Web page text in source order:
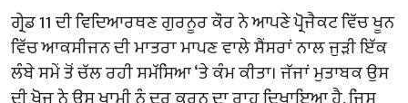
ਗ੍ਰੇਡ 11 ਦੀ ਵਿਦਿਆਰਥਣ ਗੁਰਨੂਰ ਕੌਰ ਨੇ ਆਪਣੇ ਪ੍ਰੋਜੈਕਟ ਵਿੱਚ ਖੂਨ
ਵਿੱਚ ਆਕਸੀਜਨ ਦੀ ਮਾਤਰਾ ਮਾਪਣ ਵਾਲੇ ਸੈਂਸਰਾਂ ਨਾਲ ਜੁੜੀ ਇੱਕ
ਲੰਬੇ ਸਮੇਂ ਤੋਂ ਚੱਲ ਰਹੀ ਸਮੱਸਿਆ ‘ਤੇ ਕੰਮ ਕੀਤਾ। ਜੱਜਾਂ ਮੁਤਾਬਕ ਉਸ